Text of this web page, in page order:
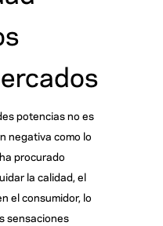
potencias no es
negativa como lo
procurado
la calidad, el
el consumidor, lo
sensaciones